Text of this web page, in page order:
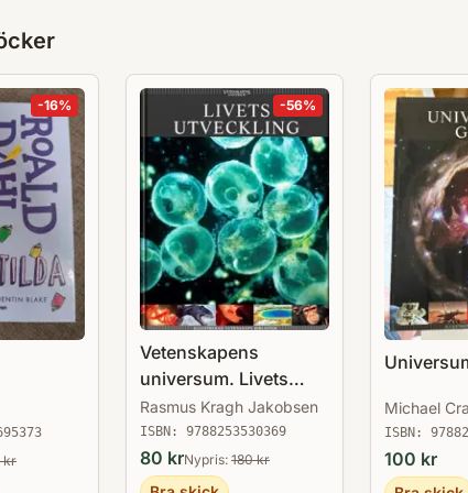
publicistiska verksamhet som bland
numismatik, historia, kulturhistoria och
-16%
kr
-56%
Vetenskapens
universum. Livets
utveckling
Rasmus Kragh Jakobsen
ISBN: 9788253530369
80 krNypris: 180kr
Michael
ISBN:
100 kr